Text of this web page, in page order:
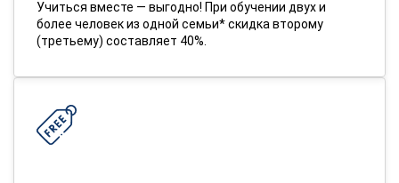
Учиться вместе — выгодно! При обучении двух и
более человек из одной семьи* скидка второму
(третьему) составляет 40%.